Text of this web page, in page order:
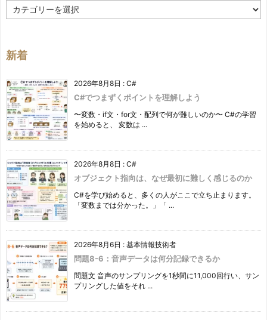
テ
ー
新着
2026年8月8日 : C#
C#でつまずくポイントを理解しよう
〜変数・if文・for文・配列で何が難しいのか〜 C#の学習
を始めると、 変数は ...
2026年8月8日 : C#
オブジェクト指向は、なぜ最初に難しく感じるのか
C#を学び始めると、多くの人がここで立ち止まります。
「変数までは分かった。」「 ...
2026年8月6日 : 基本情報技術者
問題8-6：音声データは何分記録できるか
問題文 音声のサンプリングを1秒間に11,000回行い、サン
プリングした値をそれ ...